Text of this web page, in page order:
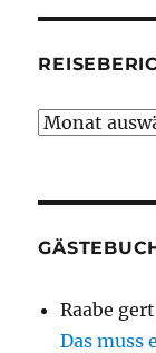
Raabe gert
Das muss